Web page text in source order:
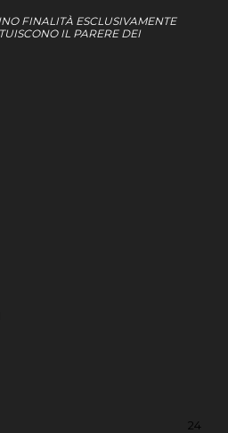
FINALITÀ ESCLUSIVAMENTE
IL PARERE DEI
24